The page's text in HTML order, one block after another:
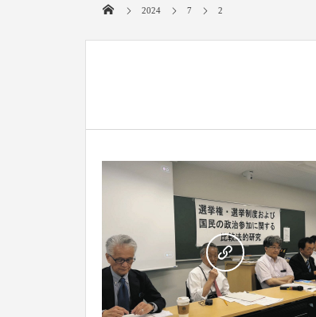
2024 7 2
0